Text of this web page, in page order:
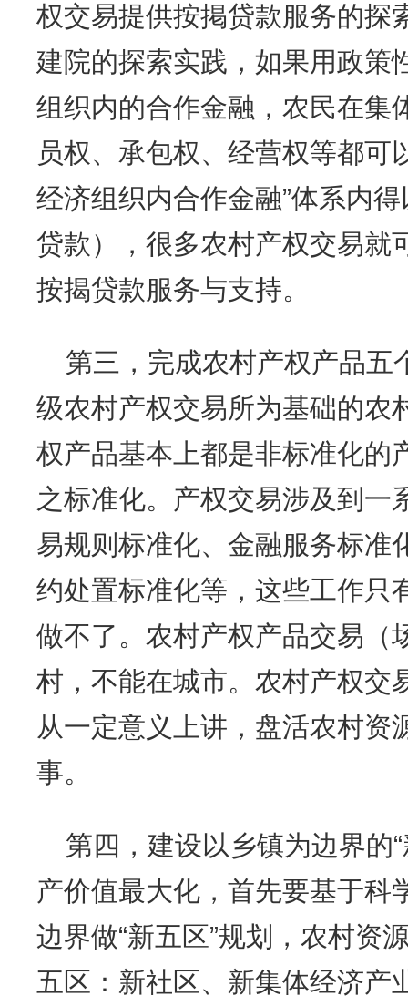
权交易提供按掲贷款服务的探
建院的探索实践，如果用政策
组织内的合作金融，农民在集
员权、承包权、经营权等都可
经济组织内合作金融”体系内
贷款），很多农村产权交易就
按揭贷款服务与支持。
第三，完成农村产权产品五
级农村产权交易所为基础的农
权产品基本上都是非标准化的
之标准化。产权交易涉及到一
易规则标准化、金融服务标准
约处置标准化等，这些工作只
做不了。农村产权产品交易（
村，不能在城市。农村产权交
从一定意义上讲，盘活农村资
事。
第四，建设以乡镇为边界的
产价值最大化，首先要基于科
边界做“新五区”规划，农村资
五区：新社区、新集体经济产